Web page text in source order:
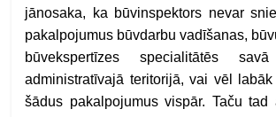
jānosaka, ka būvinspektors nevar
pakalpojumus būvdarbu vadīšanas,
būvekspertīzes specialitātēs savā
administratīvajā teritorijā, vai vēl
šādus pakalpojumus vispār. Taču tad